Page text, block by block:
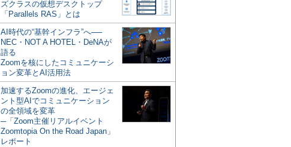
ズクラスの仮想デスクトップ
「Parallels RAS」とは
AI時代の“基幹インフラ”へ──
NEC・NOT A HOTEL・DeNAが
語る
Zoomを核にしたコミュニケーシ
ョン変革とAI活用法
加速するZoomの進化、エージェ
ント型AIでコミュニケーション
の全領域を変革
─「Zoom主催リアルイベント
Zoomtopia On the Road Japan」
レポート